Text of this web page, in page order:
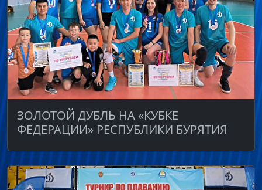
ЗОЛОТОЙ ДУБЛЬ НА «КУБКЕ
ФЕДЕРАЦИИ» РЕСПУБЛИКИ БУРЯТИЯ